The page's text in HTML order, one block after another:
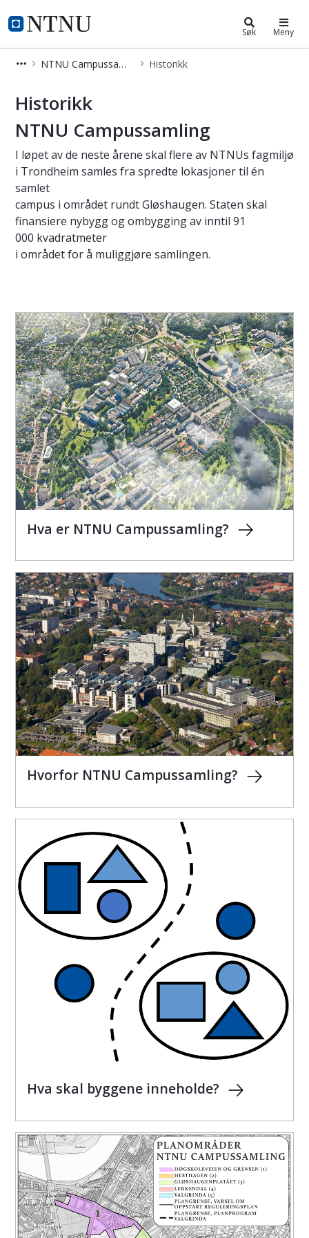
NTNU Hjemmeside
Campussamling Søk Meny
NTNU Campussamling Historikk
Historikk
NTNU Campussamling
I løpet av de neste årene skal flere av NTNUs fagmiljø
i Trondheim samles fra spredte lokasjoner til én
samlet
campus i området rundt Gløshaugen. Staten skal
finansiere nybygg og ombygging av inntil 91
000 kvadratmeter
i området for å muliggjøre samlingen.
Hva er NTNU Campussamling?
Hvorfor NTNU Campussamling?
Hva skal byggene inneholde?